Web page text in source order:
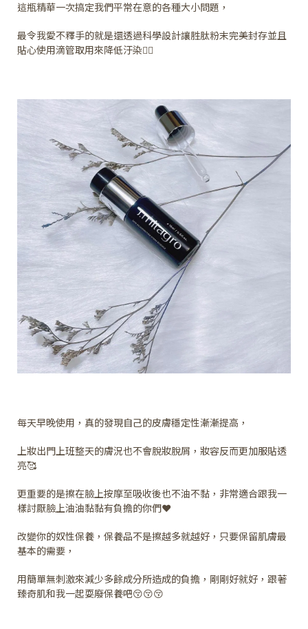
這瓶精華一次搞定我們平常在意的各種大小問題，
最令我愛不釋手的就是還透過科學設計讓胜肽粉末完美封存並且
貼心使用滴管取用來降低汙染👍🏻
每天早晚使用，真的發現自己的皮膚穩定性漸漸提高，
上妝出門上班整天的膚況也不會脫妝脫屑，妝容反而更加服貼透
亮🥰
更重要的是擦在臉上按摩至吸收後也不油不黏，非常適合跟我一
樣討厭臉上油油黏黏有負擔的你們❤️
改變你的奴性保養，保養品不是擦越多就越好，只要保留肌膚最
基本的需要，
用簡單無刺激來減少多餘成分所造成的負擔，剛剛好就好，跟著
臻奇肌和我一起耍廢保養吧😚😚😚